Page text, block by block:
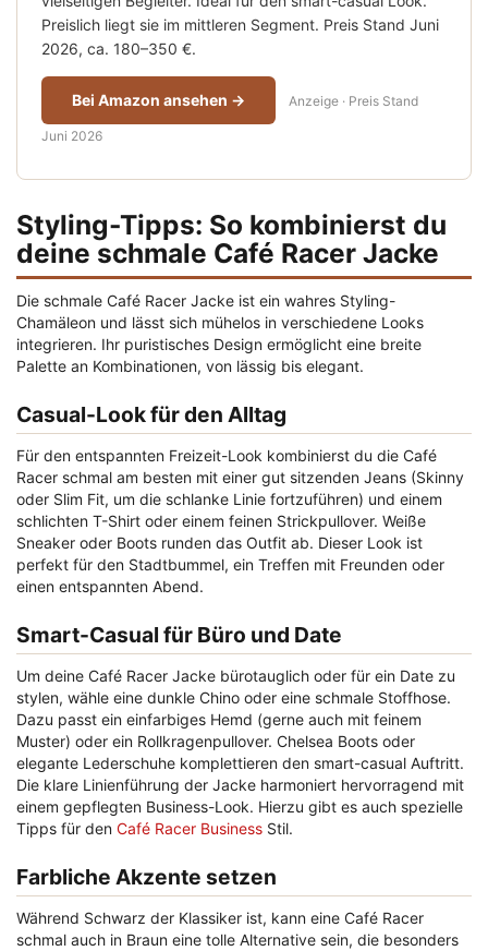
Preislich liegt sie im mittleren Segment. Preis Stand Juni
2026, ca. 180–350 €.
Bei Amazon ansehen → Anzeige · Preis Stand
Juni 2026
Styling-Tipps: So kombinierst du
deine schmale Café Racer Jacke
Die schmale Café Racer Jacke ist ein wahres Styling-
Chamäleon und lässt sich mühelos in verschiedene Looks
integrieren. Ihr puristisches Design ermöglicht eine breite
Palette an Kombinationen, von lässig bis elegant.
Casual-Look für den Alltag
Für den entspannten Freizeit-Look kombinierst du die Café
Racer schmal am besten mit einer gut sitzenden Jeans (Skinny
oder Slim Fit, um die schlanke Linie fortzuführen) und einem
schlichten T-Shirt oder einem feinen Strickpullover. Weiße
Sneaker oder Boots runden das Outfit ab. Dieser Look ist
perfekt für den Stadtbummel, ein Treffen mit Freunden oder
einen entspannten Abend.
Smart-Casual für Büro und Date
Um deine Café Racer Jacke bürotauglich oder für ein Date zu
stylen, wähle eine dunkle Chino oder eine schmale Stoffhose.
Dazu passt ein einfarbiges Hemd (gerne auch mit feinem
Muster) oder ein Rollkragenpullover. Chelsea Boots oder
elegante Lederschuhe komplettieren den smart-casual Auftritt.
Die klare Linienführung der Jacke harmoniert hervorragend mit
einem gepflegten Business-Look. Hierzu gibt es auch spezielle
Tipps für den Café Racer Business Stil.
Farbliche Akzente setzen
Während Schwarz der Klassiker ist, kann eine Café Racer
schmal auch in Braun eine tolle Alternative sein, die besonders